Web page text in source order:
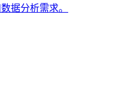
据分析需求。